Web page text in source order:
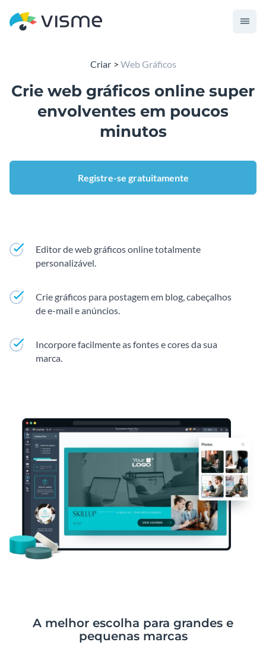
Criar Web Gráficos
Crie web gráficos online super
envolventes em poucos
minutos
Registre-se gratuitamente
Editor de web gráficos online totalmente
personalizável.
Crie gráficos para postagem em blog, cabeçalhos
de e-mail e anúncios.
Incorpore facilmente as fontes e cores da sua
marca.
A melhor escolha para grandes e
pequenas marcas